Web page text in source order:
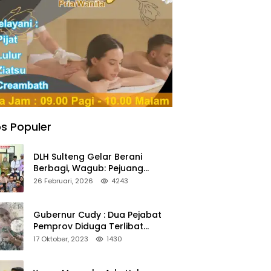
Populer
DLH Sulteng Gelar Berani
Berbagi, Wagub: Pejuang
Lingkungan Harus Jadi Teladan
26 Februari, 2026 4243
Gubernur Cudy : Dua Pejabat
Pemprov Diduga Terlibat
Asmara Terlarang Sudah di
17 Oktober, 2023 1430